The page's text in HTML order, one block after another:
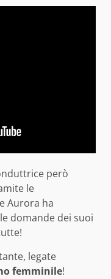
però
le
Aurora ha
domande dei suoi
legate
femminile!